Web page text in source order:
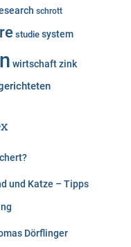
schrott
studie system
wirtschaftzink
und Katze – Tipps
Dörflinger